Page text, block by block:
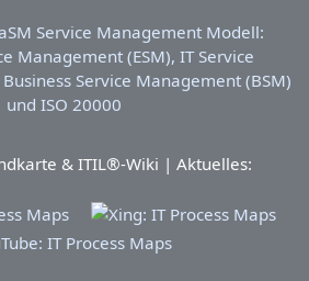
& ITIL®-Wiki | Aktuelles: